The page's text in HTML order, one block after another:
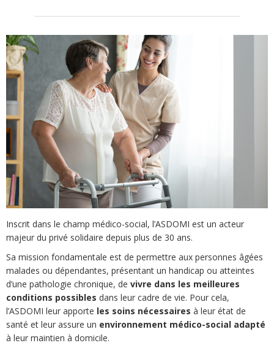
Inscrit dans le champ médico-social, l’ASDOMI est un acteur
majeur du privé solidaire depuis plus de 30 ans.
Sa mission fondamentale est de permettre aux personnes âgées
malades ou dépendantes, présentant un handicap ou atteintes
d’une pathologie chronique, de vivre dans les meilleures
conditions possibles dans leur cadre de vie. Pour cela,
l’ASDOMI leur apporte les soins nécessaires à leur état de
santé et leur assure un environnement médico-social adapté
à leur maintien à domicile.